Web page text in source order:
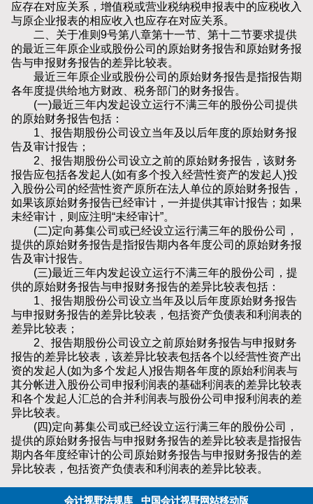
应存在对应关系，增值税或营业税纳税申报表中的应税收入
与原企业报表的相应收入也应存在对应关系。
二、关于准则9号第八章第十一节、第十二节要求提供
的最近三年原企业或股份公司的原始财务报告和原始财务报
告与申报财务报告的差异比较表。
最近三年原企业或股份公司的原始财务报告是指报告期
各年度提供给地方财政、税务部门的财务报告。
(一)最近三年内发起设立运行不满三年的股份公司提供
的原始财务报告包括：
1、报告期股份公司设立当年及以后年度的原始财务报
告及审计报告；
2、报告期股份公司设立之前的原始财务报告，该财务
报告应包括各发起人(如有多个投入经营性资产的发起人)投
入股份公司的经营性资产原所在法人单位的原始财务报告，
如果该原始财务报告已经审计，一并提供其审计报告；如果
未经审计，则应注明“未经审计”。
(二)定向募集公司或已经设立运行满三年的股份公司，
提供的原始财务报告是指报告期内各年度公司的原始财务报
告及审计报告。
(三)最近三年内发起设立运行不满三年的股份公司，提
供的原始财务报告与申报财务报告的差异比较表包括：
1、报告期股份公司设立当年及以后年度原始财务报告
与申报财务报告的差异比较表，包括资产负债表和利润表的
差异比较表；
2、报告期股份公司设立之前原始财务报告与申报财务
报告的差异比较表，该差异比较表包括各个以经营性资产出
资的发起人(如为多个发起人)报告期各年度的原始利润表与
其分帐进入股份公司申报利润表的基础利润表的差异比较表
和各个发起人汇总的合并利润表与股份公司申报利润表的差
异比较表。
(四)定向募集公司或已经设立运行满三年的股份公司，
提供的原始财务报告与申报财务报告的差异比较表是指报告
期内各年度经审计的公司原始财务报告与申报财务报告的差
异比较表，包括资产负债表和利润表的差异比较表。
会计视野法规库 中国会计视野网站移动版